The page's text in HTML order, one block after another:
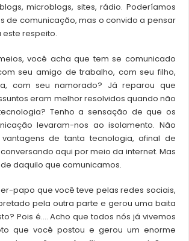
microblogs, sites, rádio. Poderíamos
de comunicação, mas o convido a pensar
este respeito.
você acha que tem se comunicado
seu amigo de trabalho, com seu filho,
com seu namorado? Já reparou que
eram melhor resolvidos quando não
Tenho a sensação de que os
levaram-nos ao isolamento. Não
de tanta tecnologia, afinal de
aqui por meio da internet. Mas
daquilo que comunicamos.
papo que você teve pelas redes sociais,
pela outra parte e gerou uma baita
Pois é…. Acho que todos nós já vivemos
que você postou e gerou um enorme